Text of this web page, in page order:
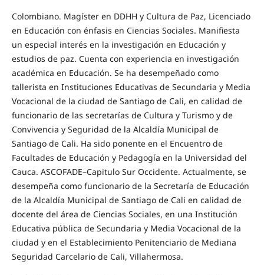
Colombiano. Magíster en DDHH y Cultura de Paz, Licenciado
en Educación con énfasis en Ciencias Sociales. Manifiesta
un especial interés en la investigación en Educación y
estudios de paz. Cuenta con experiencia en investigación
académica en Educación. Se ha desempeñado como
tallerista en Instituciones Educativas de Secundaria y Media
Vocacional de la ciudad de Santiago de Cali, en calidad de
funcionario de las secretarías de Cultura y Turismo y de
Convivencia y Seguridad de la Alcaldía Municipal de
Santiago de Cali. Ha sido ponente en el Encuentro de
Facultades de Educación y Pedagogía en la Universidad del
Cauca. ASCOFADE–Capitulo Sur Occidente. Actualmente, se
desempeña como funcionario de la Secretaría de Educación
de la Alcaldía Municipal de Santiago de Cali en calidad de
docente del área de Ciencias Sociales, en una Institución
Educativa pública de Secundaria y Media Vocacional de la
ciudad y en el Establecimiento Penitenciario de Mediana
Seguridad Carcelario de Cali, Villahermosa.